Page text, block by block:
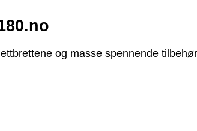
og masse spennende